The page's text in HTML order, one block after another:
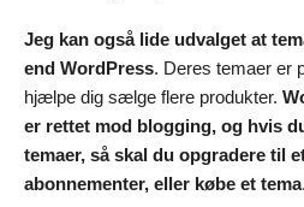
Jeg kan også lide udvalget at
end WordPress. Deres temaer er
hjælpe dig sælge flere produkter.
er rettet mod blogging, og hvis
temaer, så skal du opgradere til
abonnementer, eller købe et tema.